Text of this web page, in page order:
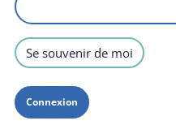
Se souvenir de moi